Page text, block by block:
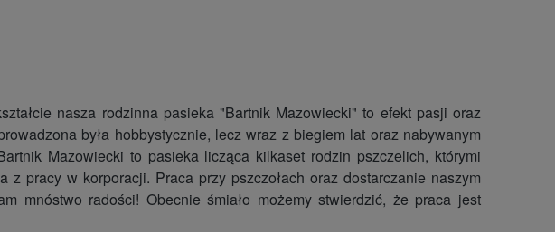
nasza rodzinna pasieka "Bartnik Mazowiecki" to efekt pasji oraz
była hobbystycznie, lecz wraz z biegiem lat oraz nabywanym
Mazowiecki to pasieka licząca kilkaset rodzin pszczelich, którymi
pracy w korporacji. Praca przy pszczołach oraz dostarczanie naszym
mnóstwo radości! Obecnie śmiało możemy stwierdzić, że praca jest